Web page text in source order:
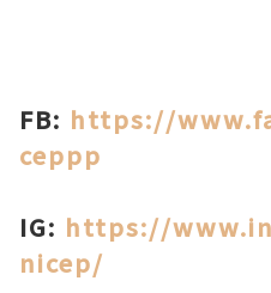
FB: https://
ceppp
IG: https://
nicep/